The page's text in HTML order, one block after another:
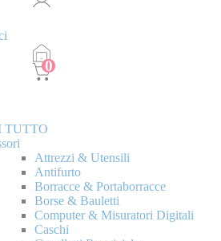
TUTTO
Attrezzi & Utensili
Antifurto
Borracce & Portaborracce
Borse & Bauletti
Computer & Misuratori Digitali
Caschi